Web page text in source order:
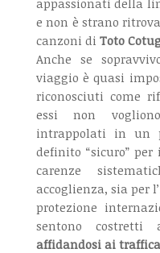
e non è strano
canzoni di Toto
Anche se
viaggio è quasi
riconosciuti come
essi non
intrappolati in un
definito “sicuro”
carenze
accoglienza, sia per
protezione
sentono costretti
affidandosi ai